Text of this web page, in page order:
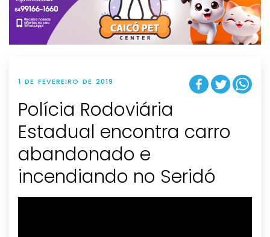
t
i
o
n
1 DE FEVEREIRO DE 2019
Polícia Rodoviária
Estadual encontra carro
abandonado e
incendiando no Seridó